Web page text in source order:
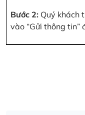
Bước 2: Quý khách
vào “Gửi thông